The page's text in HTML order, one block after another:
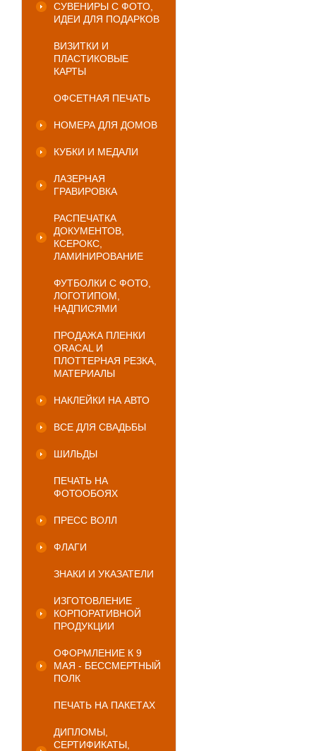
СУВЕНИРЫ С ФОТО,
ИДЕИ ДЛЯ ПОДАРКОВ
ВИЗИТКИ И
ПЛАСТИКОВЫЕ
КАРТЫ
ОФСЕТНАЯ ПЕЧАТЬ
НОМЕРА ДЛЯ ДОМОВ
КУБКИ И МЕДАЛИ
ЛАЗЕРНАЯ
ГРАВИРОВКА
РАСПЕЧАТКА
ДОКУМЕНТОВ,
КСЕРОКС,
ЛАМИНИРОВАНИЕ
ФУТБОЛКИ С ФОТО,
ЛОГОТИПОМ,
НАДПИСЯМИ
ПРОДАЖА ПЛЕНКИ
ORACAL И
ПЛОТТЕРНАЯ РЕЗКА,
МАТЕРИАЛЫ
НАКЛЕЙКИ НА АВТО
ВСЕ ДЛЯ СВАДЬБЫ
ШИЛЬДЫ
ПЕЧАТЬ НА
ФОТООБОЯХ
ПРЕСС ВОЛЛ
ФЛАГИ
ЗНАКИ И УКАЗАТЕЛИ
ИЗГОТОВЛЕНИЕ
КОРПОРАТИВНОЙ
ПРОДУКЦИИ
ОФОРМЛЕНИЕ К 9
МАЯ - БЕССМЕРТНЫЙ
ПОЛК
ПЕЧАТЬ НА ПАКЕТАХ
ДИПЛОМЫ,
СЕРТИФИКАТЫ,